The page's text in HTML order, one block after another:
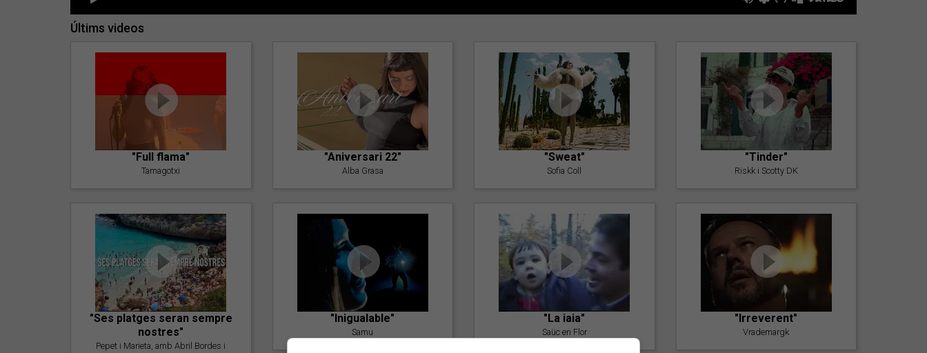
Últims videos
"Full flama"
Tamagotxi
"Aniversari 22"
Alba Grasa
"Sweat"
Sofia Coll
"Tinder"
Riskk i Scotty DK
"Ses platges seran sempre
nostres"
Pepet i Marieta, amb Abril Bordes i
"Inigualable"
Samu
"La iaia"
Saüc en Flor
"Irreverent"
Vrademargk